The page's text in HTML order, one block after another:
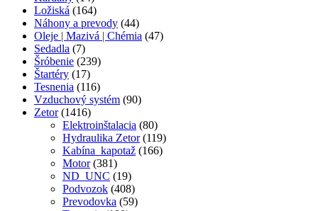
Ložiská (164)
Náhony a prevody (44)
Oleje | Mazivá | Chémia (47)
Sedadla (7)
Šróbenie (239)
Štartéry (17)
Tesnenia (116)
Vzduchový systém (90)
Zetor (1416)
Elektroinštalacia (80)
Hydraulika Zetor (119)
Kabína_kapotaž (166)
Motor (381)
ND_UNC (19)
Podvozok (408)
Prevodovka (59)